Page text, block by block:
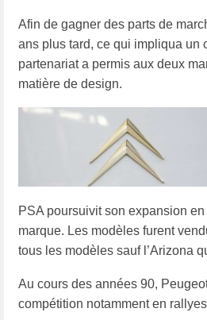
Afin de gagner des parts de
ans plus tard, ce qui impliqua un
partenariat a permis aux deux
matière de design.
PSA poursuivit son expansion
marque. Les modèles furent
tous les modèles sauf l’Arizona
Au cours des années 90,
compétition notamment en